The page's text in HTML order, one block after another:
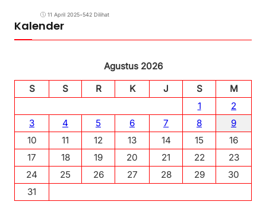
11 April 2025•542 Dilihat
Kalender
Agustus 2026
S
S R K J S
M
1
2
3
4 5 6 7 8
9
10
11 12 13 14 15
16
17
18 19 20 21 22
23
24
25 26 27 28 29
30
31